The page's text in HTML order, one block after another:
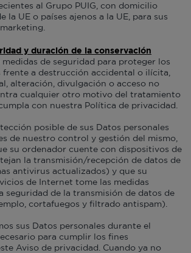
al Grupo PUIG, con domicilio
la UE o países ajenos a la UE, para sus
y duración de la conservación
medidas de seguridad para proteger los
frente a destrucción accidental o ilícita,
alteración, divulgación o acceso no
cualquier otro motivo del tratamiento
con nuestra Política de privacidad.
posible de sus Datos personales
de nuestro control y gestión del mismo,
su ordenador cuente con dispositivos de
la transmisión/recepción de datos de
antivirus actualizados) y que su
de Internet tome las medidas
seguridad de la transmisión de datos de
cortafuegos y filtrado antispam).
sus Datos personales durante el
para cumplir los fines
Aviso de privacidad. Cuando ya no